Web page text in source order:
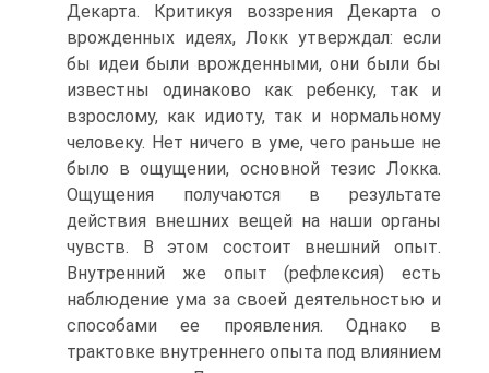
Декарта. Критикуя воззрения Декарта о
врожденных идеях, Локк утверждал: если
бы идеи были врожденными, они были бы
известны одинаково как ребенку, так и
взрослому, как идиоту, так и нормальному
человеку. Нет ничего в уме, чего раньше не
было в ощущении, основной тезис Локка.
Ощущения получаются в результате
действия внешних вещей на наши органы
чувств. В этом состоит внешний опыт.
Внутренний же опыт (рефлексия) есть
наблюдение ума за своей деятельностью и
способами ее проявления. Однако в
трактовке внутреннего опыта под влиянием